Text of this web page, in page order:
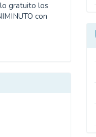
gratuito los
con